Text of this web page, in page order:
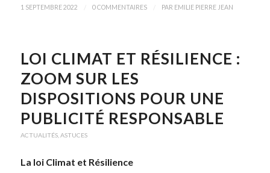
1 SEPTEMBRE 2022 0 COMMENTAIRES PAR EMILIE PIERRE JEAN
LOI CLIMAT ET RÉSILIENCE :
ZOOM SUR LES
DISPOSITIONS POUR UNE
PUBLICITÉ RESPONSABLE
ACTUALITÉS, ASTUCES
La loi Climat et Résilience